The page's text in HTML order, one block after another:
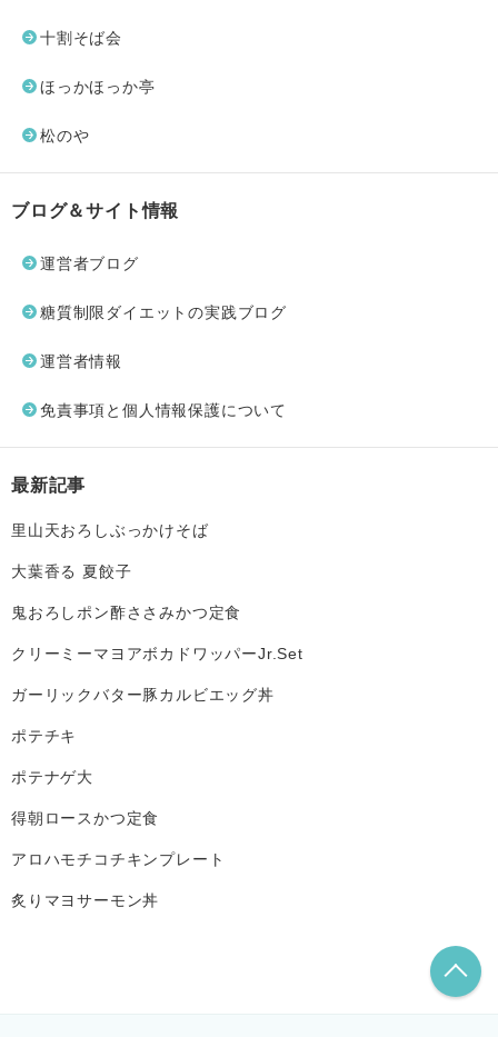
十割そば会
ほっかほっか亭
松のや
ブログ＆サイト情報
運営者ブログ
糖質制限ダイエットの実践ブログ
運営者情報
免責事項と個人情報保護について
最新記事
里山天おろしぶっかけそば
大葉香る 夏餃子
鬼おろしポン酢ささみかつ定食
クリーミーマヨアボカドワッパーJr.Set
ガーリックバター豚カルビエッグ丼
ポテチキ
ポテナゲ大
得朝ロースかつ定食
アロハモチコチキンプレート
炙りマヨサーモン丼